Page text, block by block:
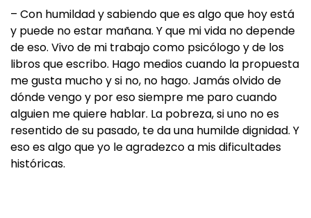
– Con humildad y sabiendo que es algo que hoy está
y puede no estar mañana. Y que mi vida no depende
de eso. Vivo de mi trabajo como psicólogo y de los
libros que escribo. Hago medios cuando la propuesta
me gusta mucho y si no, no hago. Jamás olvido de
dónde vengo y por eso siempre me paro cuando
alguien me quiere hablar. La pobreza, si uno no es
resentido de su pasado, te da una humilde dignidad. Y
eso es algo que yo le agradezco a mis dificultades
históricas.